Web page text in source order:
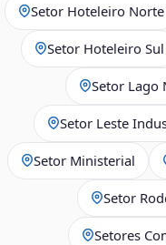
Setor Hoteleiro Norte
Setor Hoteleiro Sul
Setor Lago
Setor Leste
Setor Ministerial
Setor
Setores